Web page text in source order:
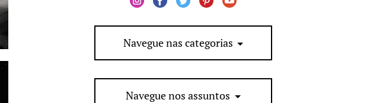
Navegue nas categorias
Navegue nos assuntos